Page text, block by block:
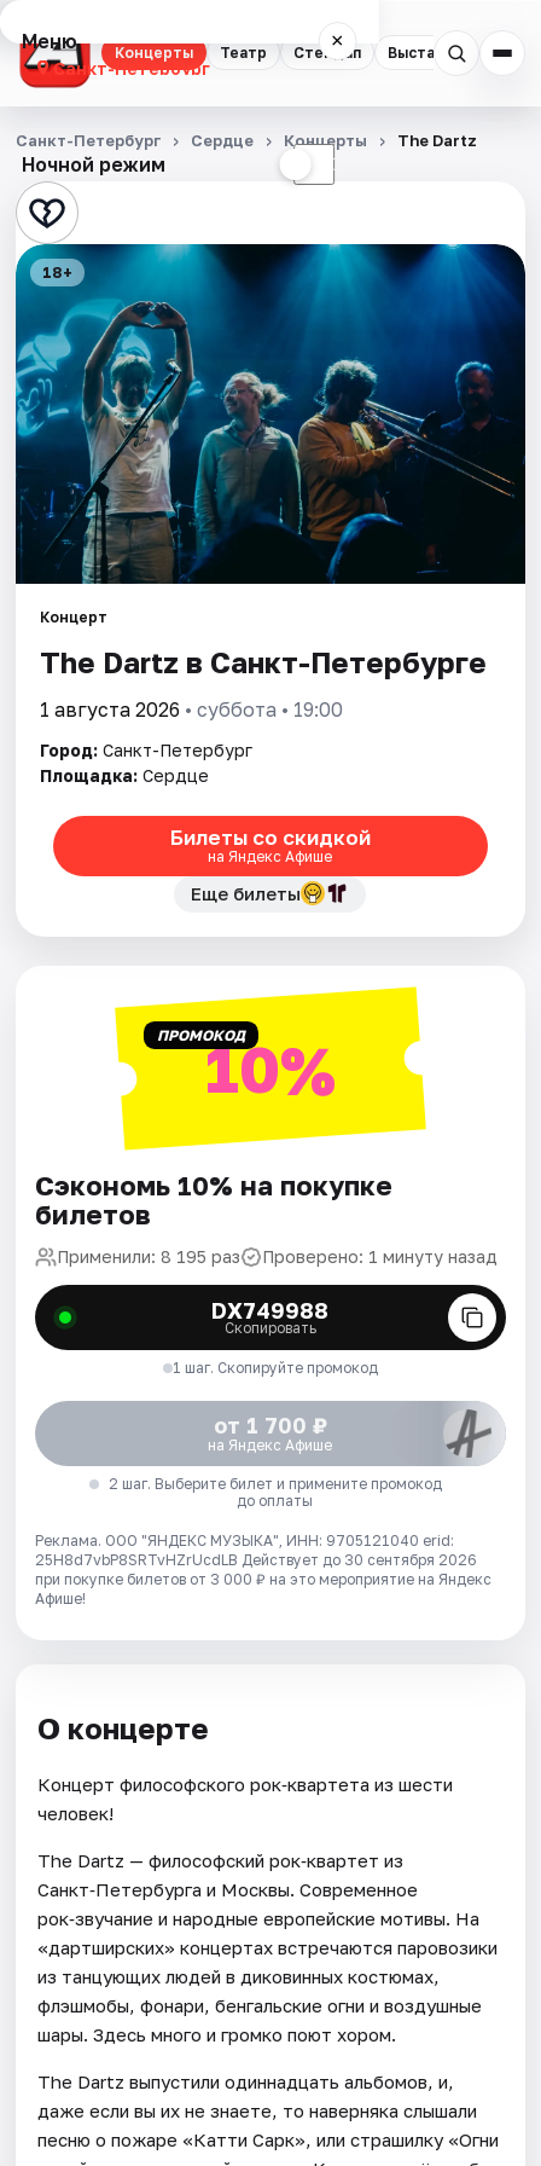
Концерты Театр Стендап Выставки
Меню ×
Санкт-Петербург
Концерты
Театр
Стендап
Выставки
Квесты
Экскурсии
Спорт
События
Площадки
Артисты
Рейтинги
Ночной режим ☾
Санкт-Петербург Сердце Концерты The Dartz
18+
Концерт
The Dartz в Санкт-Петербурге
1 августа 2026 • суббота • 19:00
Город: Санкт-Петербург
Площадка: Сердце
Билеты со скидкой
на Яндекс Афише
Еще билеты
ПРОМОКОД10%
Сэкономь 10% на покупке
билетов
Применили: 8 195 раз Проверено: 1 минуту назад
DX749988
Скопировать
1 шаг. Скопируйте промокод
от 1 700 ₽
на Яндекс Афише
2 шаг. Выберите билет и примените промокод
до оплаты
Реклама. ООО "ЯНДЕКС МУЗЫКА", ИНН: 9705121040 erid:
25H8d7vbP8SRTvHZrUcdLB Действует до 30 сентября 2026
при покупке билетов от 3 000 ₽ на это мероприятие на Яндекс
Афише!
О концерте
Концерт философского рок‑квартета из шести
человек!
The Dartz — философский рок‑квартет из
Санкт‑Петербурга и Москвы. Современное
рок‑звучание и народные европейские мотивы. На
«дартширских» концертах встречаются паровозики
из танцующих людей в диковинных костюмах,
флэшмобы, фонари, бенгальские огни и воздушные
шары. Здесь много и громко поют хором.
The Dartz выпустили одиннадцать альбомов, и,
даже если вы их не знаете, то наверняка слышали
песню о пожаре «Катти Сарк», или страшилку «Огни